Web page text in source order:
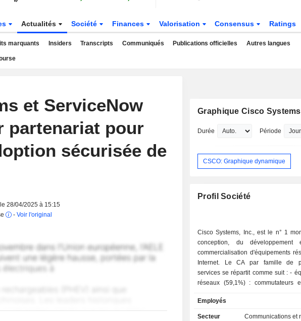
Actualités Société Finances Valorisation Consensus Ratings
marquants Insiders Transcripts Communiqués Publications officielles Autres langues
et ServiceNow
partenariat pour
sécurisée de
28/04/2025 à 15:15
- Voir l'original
Graphique Cisco
Durée Période
CSCO: Graphique dynamique
Profil Société
Cisco Systems, Inc., est le n° 1
conception, du
commercialisation d'équipements
Internet. Le CA par famille de
services se répartit comme suit : - équipements
réseaux (59,1%) : commutateurs
de stockage, d'accès à Internet, de
câblages, passerelles, interfaces et
Employés
Secteur Communications et